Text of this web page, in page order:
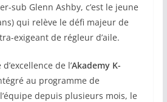
sub Glenn Ashby, c’est le jeune
qui relève le défi majeur de
exigeant de régleur d’aile.
de l’Akademy K-
au programme de
depuis plusieurs mois, le